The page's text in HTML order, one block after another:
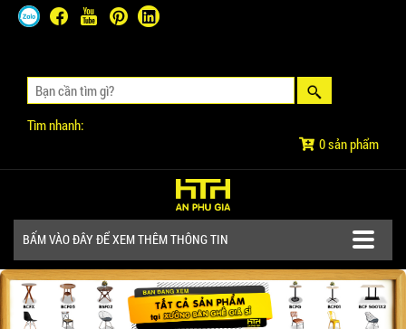
Tìm nhanh:
0 sản phẩm
BẤM VÀO ĐÂY ĐỂ XEM THÊM THÔNG TIN